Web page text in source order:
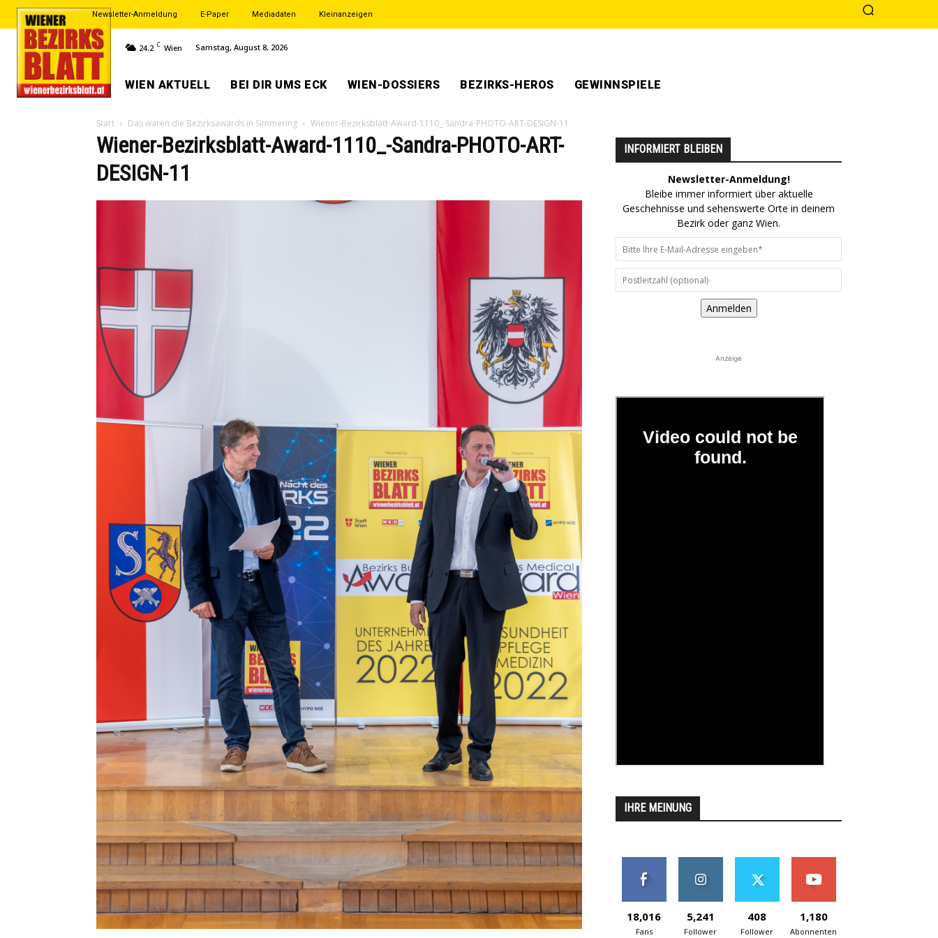
Newsletter-Anmeldung E-Paper Mediadaten Kleinanzeigen
24.2 C Wien Samstag, August 8, 2026
WIEN AKTUELL BEI DIR UMS ECK WIEN-DOSSIERS BEZIRKS-HEROS GEWINNSPIELE
Start Das waren die Bezirksawards in Simmering Wiener-Bezirksblatt-Award-1110_-Sandra-PHOTO-ART-DESIGN-11
Wiener-Bezirksblatt-Award-1110_-Sandra-PHOTO-ART-
DESIGN-11
INFORMIERT BLEIBEN
Newsletter-Anmeldung!
Bleibe immer informiert über aktuelle
Geschehnisse und sehenswerte Orte in deinem
Bezirk oder ganz Wien.
Anmelden
Anzeige
IHRE MEINUNG
18,016
Fans
5,241
Follower
408
Follower
1,180
Abonnenten